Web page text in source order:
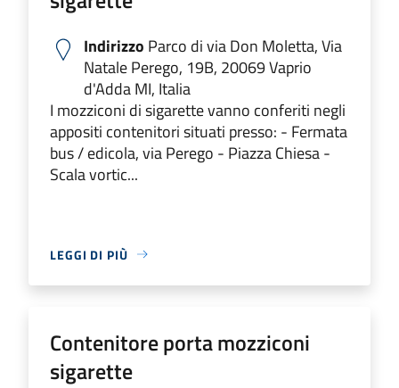
Indirizzo Parco di via Don Moletta, Via
Natale Perego, 19B, 20069 Vaprio
d'Adda MI, Italia
I mozziconi di sigarette vanno conferiti negli
appositi contenitori situati presso: - Fermata
bus / edicola, via Perego - Piazza Chiesa -
Scala vortic...
LEGGI DI PIÙ
Contenitore porta mozziconi
sigarette